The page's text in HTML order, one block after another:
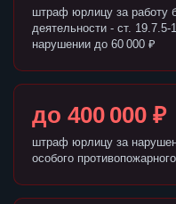
штраф юрлицу за работу
деятельности - ст.
нарушении до 60 000 ₽
до 400 000 ₽
штраф юрлицу за
особого